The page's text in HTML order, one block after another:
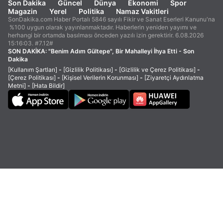
Son Dakika Güncel Dünya Ekonomi
Spor
Magazin
Yerel Politika Namaz Vakitleri
SonDakika.com Haber Portalı 5846 sayılı Fikir ve Sanat Eserleri Kanunu'na
%100 uygun olarak yayınlanmaktadır. Haberlerin yeniden yayımı ve
herhangi bir ortamda basılması önceden yazılı izin gerektirir. 6.08.2026
15:16:03. #7.12#
SON DAKİKA: "Benim Adım Gültepe", Bir Mahalleyi İhya Etti - Son
Dakika
[Kullanım Şartları] - [Gizlilik Politikası] - [Gizlilik ve Çerez Politikası] -
[Çerez Politikası] - [Kişisel Verilerin Korunması] - [Ziyaretçi Aydınlatma
Metni] - [Hata Bildir]